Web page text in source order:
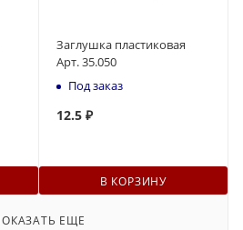
Заглушка пластиковая
Арт. 35.050
Под заказ
12.5 ₽
В КОРЗИНУ
ЕЩЕ